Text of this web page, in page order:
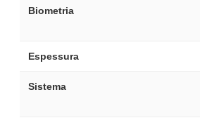
Biometria
Espessura
Sistema